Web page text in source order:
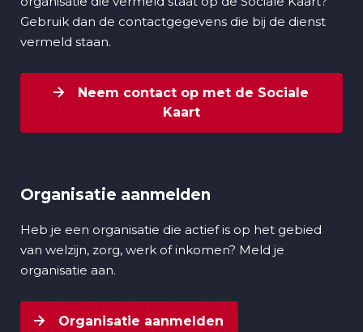
Gebruik dan de contactgegevens die bij de dienst
vermeld staan.
Neem contact op met de Sociale
Kaart
Organisatie aanmelden
Heb je een organisatie die actief is op het gebied
van welzijn, zorg, werk of inkomen? Meld je
organisatie aan.
Organisatie aanmelden